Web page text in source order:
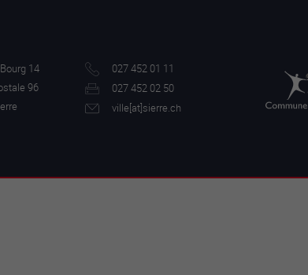
14
96
027 452 01 11
027 452 02 50
ville[at]sierre.ch